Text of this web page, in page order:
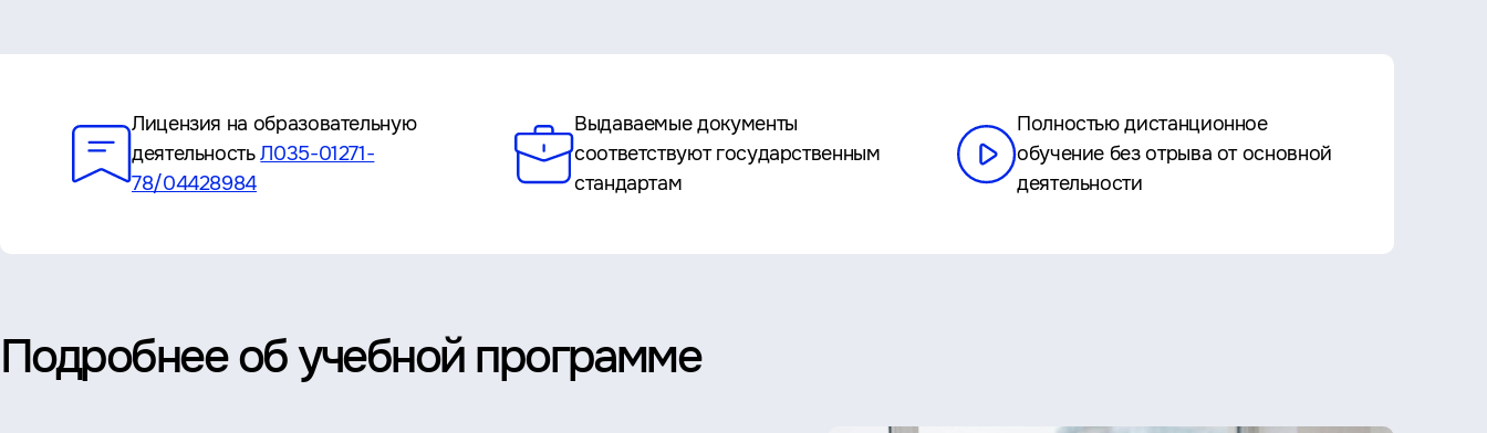
Лицензия на образовательную
деятельностьЛ035-01271-
78/04428984
Выдаваемые документы
соответствуют государственным
стандартам
Полностью дистанционное
обучение без отрыва от основной
деятельности
Подробнее об учебной программе